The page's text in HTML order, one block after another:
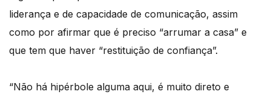
liderança e de capacidade de comunicação, assim
como por afirmar que é preciso “arrumar a casa” e
que tem que haver “restituição de confiança”.
“Não há hipérbole alguma aqui, é muito direto e